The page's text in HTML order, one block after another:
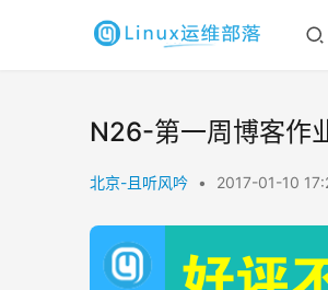
N26-第一周博客作
北京-且听风吟 • 2017-01-10